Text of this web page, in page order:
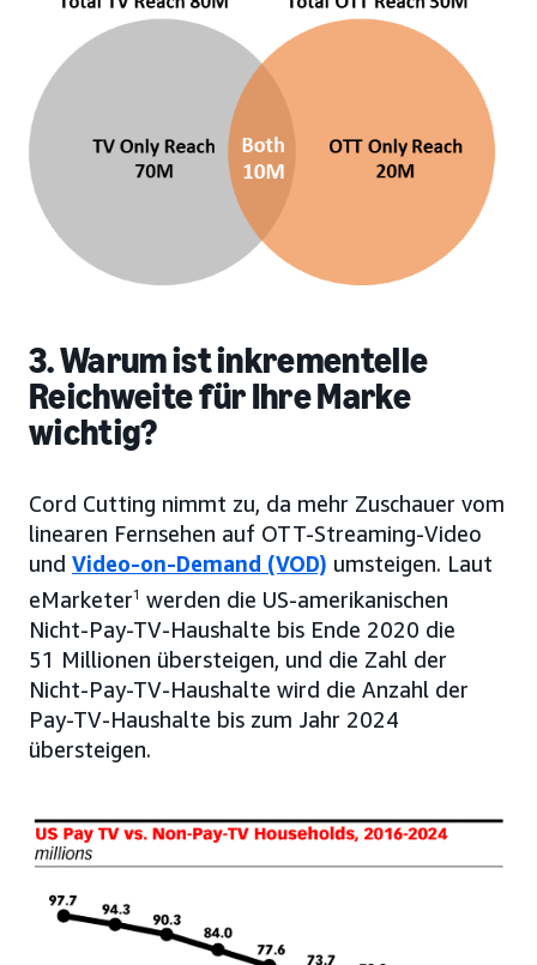
3. Warum ist inkrementelle
Reichweite für Ihre Marke
wichtig?
Cord Cutting nimmt zu, da mehr Zuschauer vom
linearen Fernsehen auf OTT-Streaming-Video
und Video-on-Demand (VOD) umsteigen. Laut
eMarketer1 werden die US-amerikanischen
Nicht-Pay-TV-Haushalte bis Ende 2020 die
51 Millionen übersteigen, und die Zahl der
Nicht-Pay-TV-Haushalte wird die Anzahl der
Pay-TV-Haushalte bis zum Jahr 2024
übersteigen.